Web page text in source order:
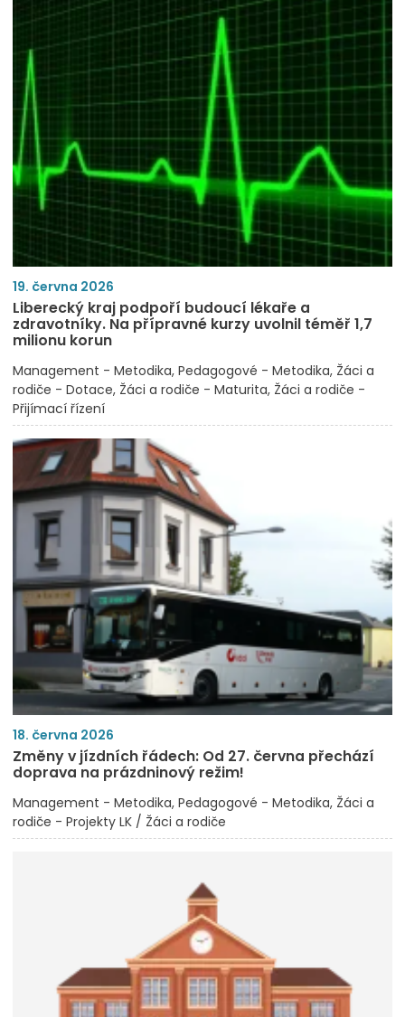
19. června 2026
Liberecký kraj podpoří budoucí lékaře a
zdravotníky. Na přípravné kurzy uvolnil téměř 1,7
milionu korun
Management - Metodika Pedagogové - Metodika Žáci a
rodiče - Dotace Žáci a rodiče - Maturita Žáci a rodiče -
Přijímací řízení
18. června 2026
Změny v jízdních řádech: Od 27. června přechází
doprava na prázdninový režim!
Management - Metodika Pedagogové - Metodika Žáci a
rodiče - Projekty LK / Žáci a rodiče